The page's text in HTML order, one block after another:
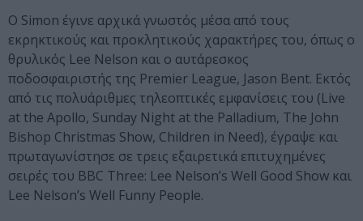
Ο Simon έγινε αρχικά γνωστός μέσα από τους
εκρηκτικούς και προκλητικούς χαρακτήρες του, όπως ο
θρυλικός Lee Nelson και ο αυτάρεσκος
ποδοσφαιριστής της Premier League, Jason Bent. Εκτός
από τις πολυάριθμες τηλεοπτικές εμφανίσεις του (Live
at the Apollo, Sunday Night at the Palladium, The John
Bishop Christmas Show, Children in Need), έγραψε και
πρωταγωνίστησε σε τρεις εξαιρετικά επιτυχημένες
σειρές του BBC Three: Lee Nelson’s Well Good Show και
Lee Nelson’s Well Funny People.